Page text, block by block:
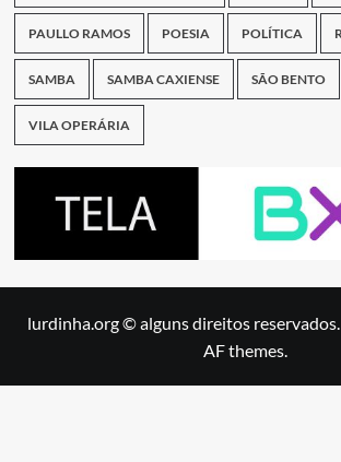
PAULLO RAMOS POESIA POLÍTICA
SAMBA SAMBA CAXIENSE SÃO BENTO
VILA OPERÁRIA
lurdinha.org © alguns direitos reservados.
AF themes.